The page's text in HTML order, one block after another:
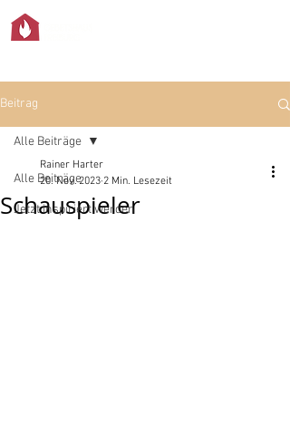
Beitrag
Alle Beiträge
Jetzt inspiriert werden
Alle Beiträge
Schauspieler
Rainer Harter
20. Nov. 2023 2 Min. Lesezeit